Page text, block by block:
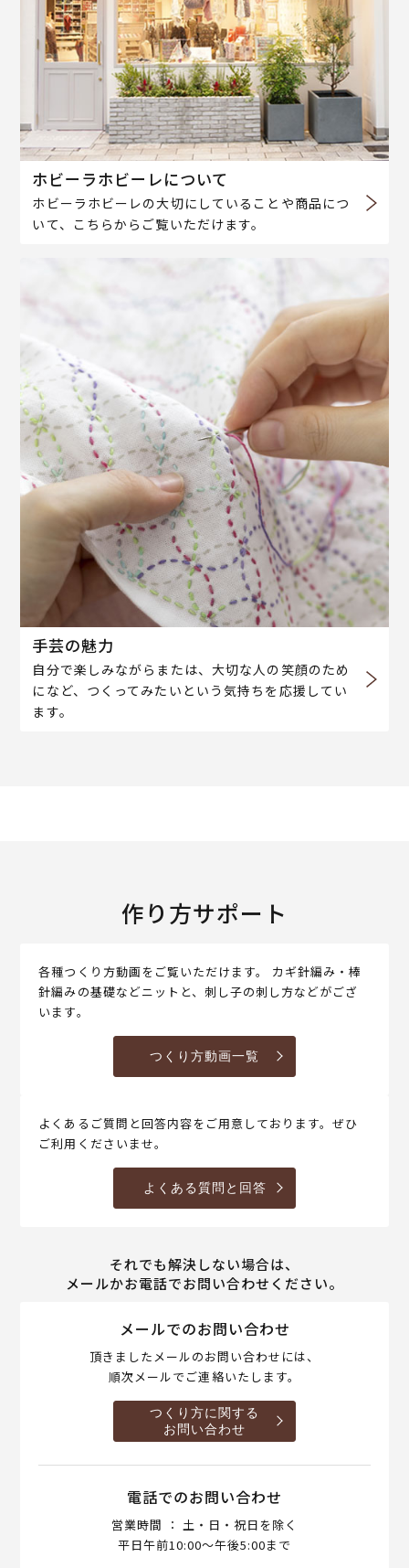
ホビーラホビーレについて
ホビーラホビーレの大切にしていることや商品につ
いて、こちらからご覧いただけます。
手芸の魅力
自分で楽しみながらまたは、大切な人の笑顔のため
になど、つくってみたいという気持ちを応援してい
ます。
作り方サポート
各種つくり方動画をご覧いただけます。 カギ針編み・棒
針編みの基礎などニットと、刺し子の刺し方などがござ
います。
つくり方動画一覧
よくあるご質問と回答内容をご用意しております。ぜひ
ご利用くださいませ。
よくある質問と回答
それでも解決しない場合は、
メールかお電話でお問い合わせください。
メールでのお問い合わせ
頂きましたメールのお問い合わせには、
順次メールでご連絡いたします。
つくり方に関する
お問い合わせ
電話でのお問い合わせ
営業時間 ： 土・日・祝日を除く
平日午前10:00～午後5:00まで